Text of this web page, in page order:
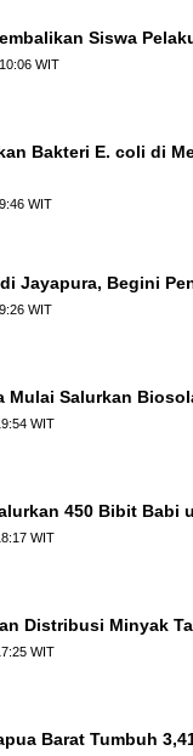
Siswa
WIT
Bakteri E. coli di
WIT
Jayapura, Begini
WIT
Mulai Salurkan
WIT
450 Bibit Babi
WIT
Distribusi Minyak
WIT
Barat Tumbuh